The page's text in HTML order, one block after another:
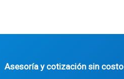
Asesoría y cotización sin costo